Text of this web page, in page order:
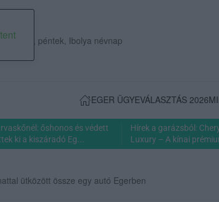
07., péntek, Ibolya névnap
EGER ÜGYEVÁLASZTÁS 2026
őshonos és védett
ki a kiszáradó Eg...
Hírek a garázsból:
Luxury – A kínai
ütközött össze egy autó Egerben